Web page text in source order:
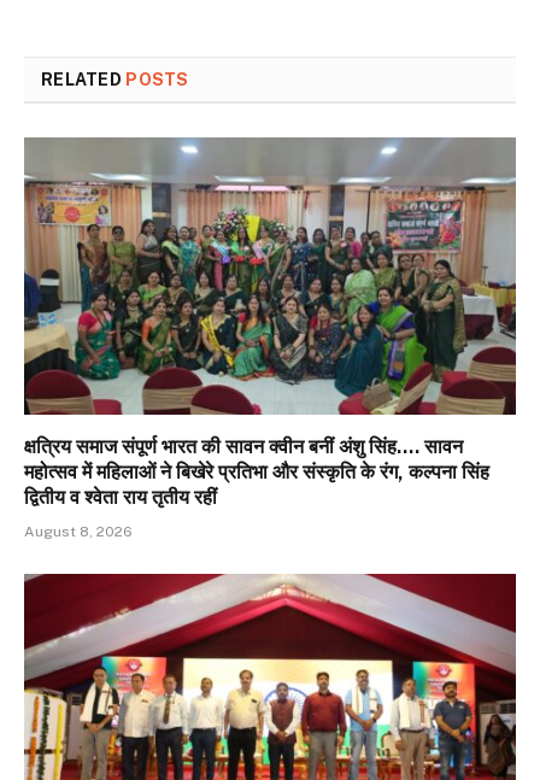
RELATED POSTS
क्षत्रिय समाज संपूर्ण भारत की सावन क्वीन बनीं अंशु सिंह…. सावन
महोत्सव में महिलाओं ने बिखेरे प्रतिभा और संस्कृति के रंग, कल्पना सिंह
द्वितीय व श्वेता राय तृतीय रहीं
August 8, 2026